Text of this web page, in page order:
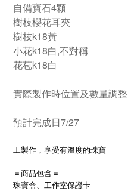
自備寶石4顆
樹枝櫻花耳夾
樹枝k18黃
小花k18白,不對稱
花苞k18白
實際製作時位置及數量調整
預計完成日7/27
工製作，享受有溫度的珠寶
＝商品包含＝
珠寶盒、工作室保證卡